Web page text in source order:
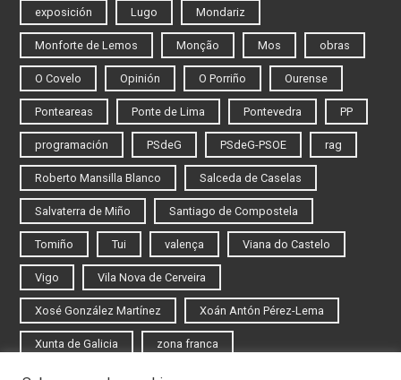
exposición Lugo Mondariz
Monforte de Lemos Monção Mos obras
O Covelo Opinión O Porriño Ourense
Ponteareas Ponte de Lima Pontevedra PP
programación PSdeG PSdeG-PSOE rag
Roberto Mansilla Blanco Salceda de Caselas
Salvaterra de Miño Santiago de Compostela
Tomiño Tui valença Viana do Castelo
Vigo Vila Nova de Cerveira
Xosé González Martínez Xoán Antón Pérez-Lema
Xunta de Galicia zona franca